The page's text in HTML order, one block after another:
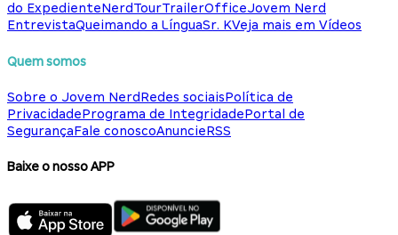
do ExpedienteNerdTourTrailerOfficeJovem Nerd
EntrevistaQueimando a LínguaSr. KVeja mais em Vídeos
Quem somos
Sobre o Jovem NerdRedes sociaisPolítica de
PrivacidadePrograma de IntegridadePortal de
SegurançaFale conoscoAnuncieRSS
Baixe o nosso APP